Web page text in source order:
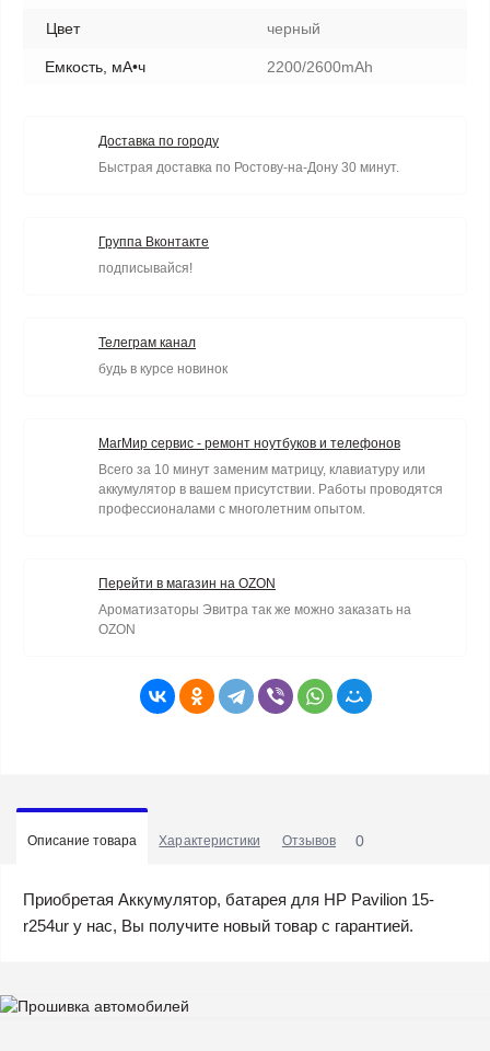
Цвет черный
Емкость, мА•ч 2200/2600mAh
Доставка по городу
Быстрая доставка по Ростову-на-Дону 30 минут.
Группа Вконтакте
подписывайся!
Телеграм канал
будь в курсе новинок
МагМир сервис - ремонт ноутбуков и телефонов
Всего за 10 минут заменим матрицу, клавиатуру или
аккумулятор в вашем присутствии. Работы проводятся
профессионалами с многолетним опытом.
Перейти в магазин на OZON
Ароматизаторы Эвитра так же можно заказать на
OZON
Описание товара Характеристики Отзывов 0
Приобретая Аккумулятор, батарея для HP Pavilion 15-
r254ur у нас, Вы получите новый товар с гарантией.